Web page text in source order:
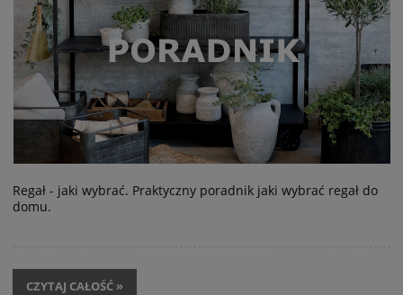
Regał - jaki wybrać. Praktyczny poradnik jaki wybrać regał do
domu.
CZYTAJ CAŁOŚĆ »